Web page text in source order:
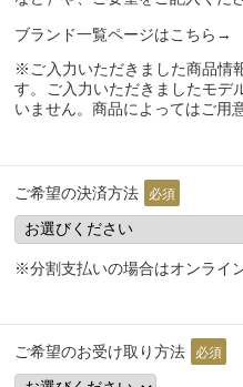
ブランド一覧ページはこちら→
※ご入力いただきました商品情
す。ご入力いただきましたモデ
いません。商品によってはご用
ご希望の決済方法 必須
※分割支払いの場合はオンライ
ご希望のお受け取り方法 必須